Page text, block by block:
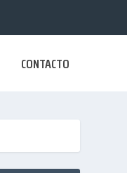
CONTACTO